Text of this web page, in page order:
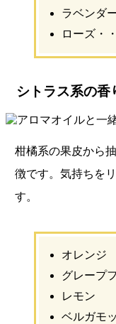
ラベンダ
ローズ・
シトラス系の香
柑橘系の果皮から
徴です。気持ちを
す。
オレンジ
グレープ
レモン
ベルガモ